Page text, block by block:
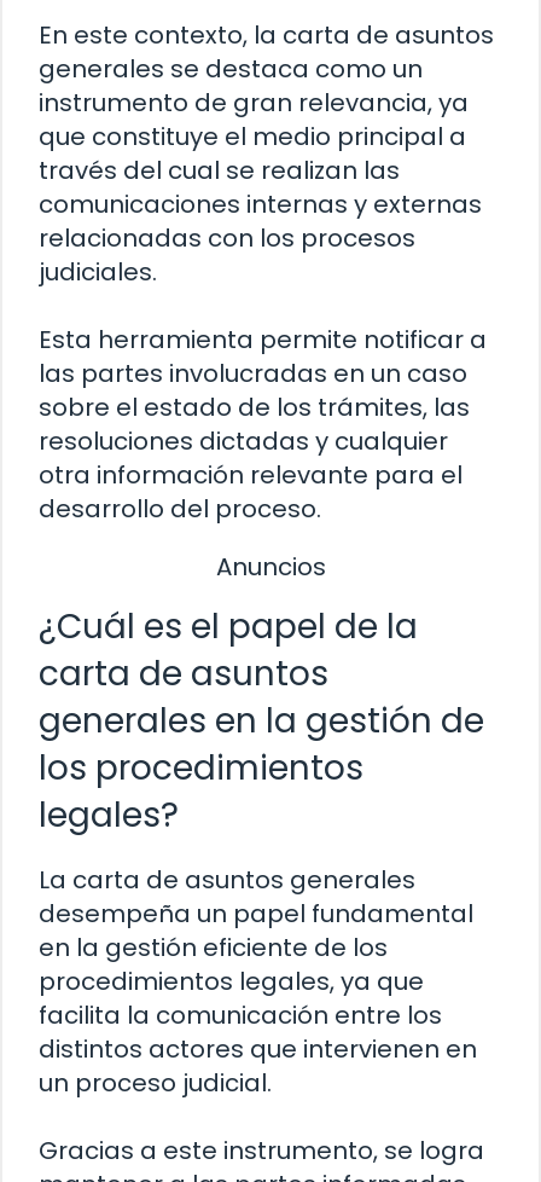
En este contexto, la carta de asuntos
generales se destaca como un
instrumento de gran relevancia, ya
que constituye el medio principal a
través del cual se realizan las
comunicaciones internas y externas
relacionadas con los procesos
judiciales.
Esta herramienta permite notificar a
las partes involucradas en un caso
sobre el estado de los trámites, las
resoluciones dictadas y cualquier
otra información relevante para el
desarrollo del proceso.
Anuncios
¿Cuál es el papel de la
carta de asuntos
generales en la gestión de
los procedimientos
legales?
La carta de asuntos generales
desempeña un papel fundamental
en la gestión eficiente de los
procedimientos legales, ya que
facilita la comunicación entre los
distintos actores que intervienen en
un proceso judicial.
Gracias a este instrumento, se logra